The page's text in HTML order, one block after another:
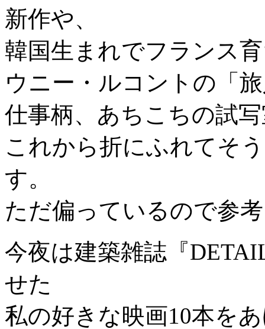
新作や、
韓国生まれでフランス
ウニー・ルコントの「
仕事柄、あちこちの試
これから折にふれてそ
す。
ただ偏っているので参
今夜は建築雑誌『
せた
私の好きな映画10本を